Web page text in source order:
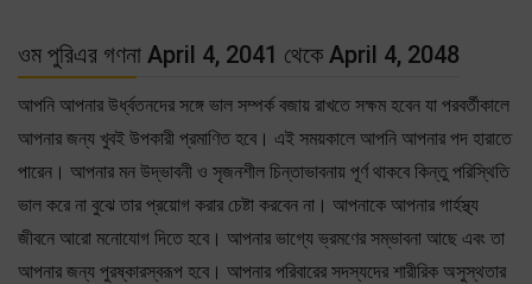
ওম পুরিএর গণনা April 4, 2041 থেকে April 4, 2048
আপনি আপনার উর্ধ্বতনদের সঙ্গে ভাল সম্পর্ক বজায় রাখতে সক্ষম হবেন যা পরবর্তীকালে
আপনার জন্য খুবই উপকারী প্রমাণিত হবে। এই সময়কালে আপনি আপনার পদ হারাতে
পারেন। আপনার মন উদ্ভাবনী ও সৃজনশীল চিন্তাভাবনায় পূর্ণ থাকবে কিন্তু পরিস্থিতি
ভাল করে না বুঝে তার প্রয়োগ করার চেষ্টা করবেন না। আপনাকে আপনার গার্হস্থ্য
জীবনে আরো মনোযোগ দিতে হবে। আপনার ভাগ্যে ভ্রমণের সম্ভাবনা আছে এবং তা
আপনার জন্য পুরষ্কারস্বরূপ হবে। আপনার পরিবারের সদস্যদের শারীরিক অসুস্থতার